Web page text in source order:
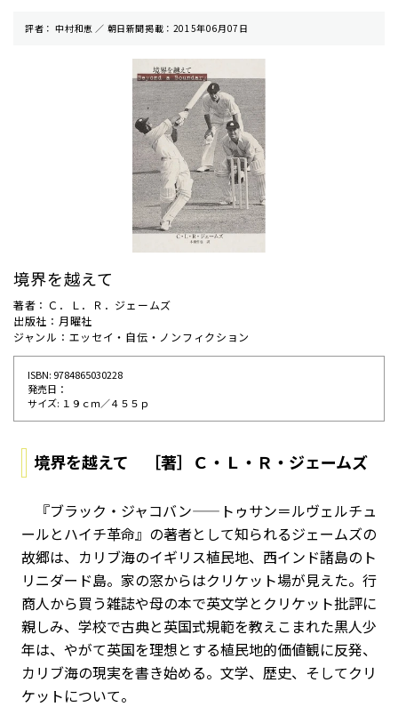
評者： 中村和恵 ／ 朝⽇新聞掲載：2015年06月07日
境界を越えて
著者：Ｃ．Ｌ．Ｒ．ジェームズ
出版社：月曜社
ジャンル：エッセイ・自伝・ノンフィクション
ISBN: 9784865030228
発売⽇：
サイズ: １９ｃｍ／４５５ｐ
境界を越えて ［著］Ｃ・Ｌ・Ｒ・ジェームズ
『ブラック・ジャコバン——トゥサン＝ルヴェルチュ
ールとハイチ革命』の著者として知られるジェームズの
故郷は、カリブ海のイギリス植民地、西インド諸島のト
リニダード島。家の窓からはクリケット場が見えた。行
商人から買う雑誌や母の本で英文学とクリケット批評に
親しみ、学校で古典と英国式規範を教えこまれた黒人少
年は、やがて英国を理想とする植民地的価値観に反発、
カリブ海の現実を書き始める。文学、歴史、そしてクリ
ケットについて。